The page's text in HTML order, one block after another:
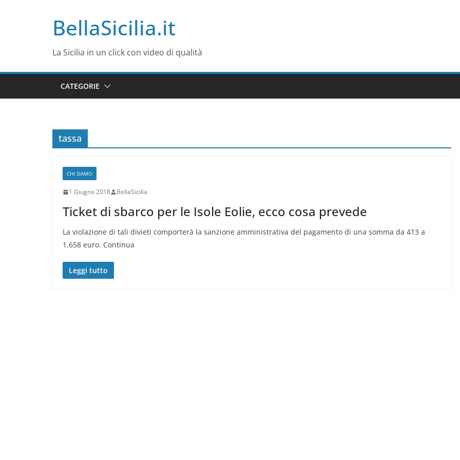
BellaSicilia.it
La Sicilia in un click con video di qualità
CATEGORIE
tassa
CHI SIAMO
1 Giugno 2018 BellaSicilia
Ticket di sbarco per le Isole Eolie, ecco cosa prevede
La violazione di tali divieti comporterà la sanzione amministrativa del pagamento di una somma da 413 a
1.658 euro. Continua
Leggi tutto